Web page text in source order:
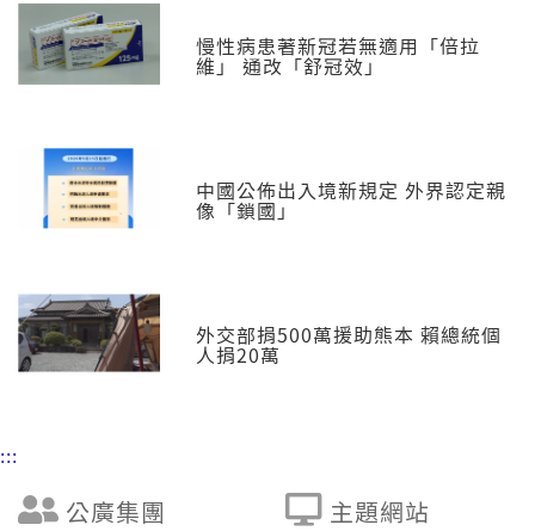
慢性病患著新冠若無適用「倍拉
維」 通改「舒冠效」
中國公佈出入境新規定 外界認定親
像「鎖國」
外交部捐500萬援助熊本 賴總統個
人捐20萬
:::
公廣集團 主題網站